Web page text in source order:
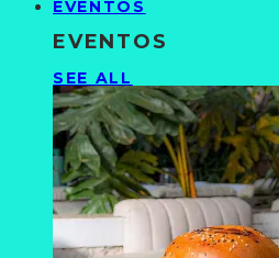
EVENTOS
EVENTOS
SEE ALL